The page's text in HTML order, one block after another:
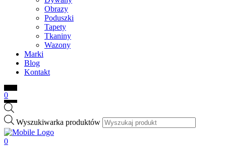
Obrazy
Poduszki
Tapety
Tkaniny
Wazony
Marki
Blog
Kontakt
0
Wyszukiwarka produktów
0